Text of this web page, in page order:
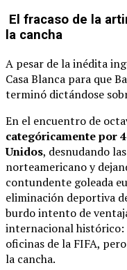
El fracaso de la
la cancha
A pesar de la inédita
Casa Blanca para que
terminó dictándose
En el encuentro de
categóricamente por
Unidos, desnudando
norteamericano y
contundente goleada
eliminación deportiva
burdo intento de
internacional
oficinas de la FIFA,
la cancha.